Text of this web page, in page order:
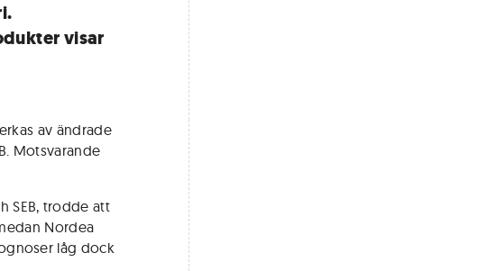
visar
av ändrade
Motsvarande
SEB, trodde att
Nordea
låg dock